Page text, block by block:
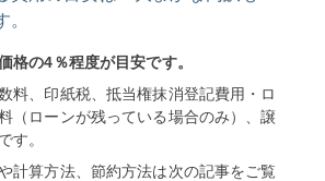
格の4％程度が目安です。
料、印紙税、抵当権抹消登記費用・ロ
（ローンが残っている場合のみ）、譲
す。
計算方法、節約方法は次の記事をご覧